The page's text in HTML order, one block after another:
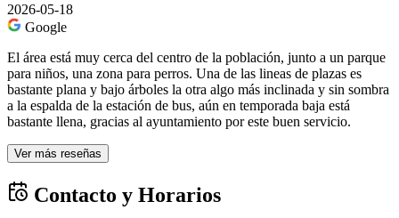
2026-05-18
Google
El área está muy cerca del centro de la población, junto a un parque
para niños, una zona para perros. Una de las lineas de plazas es
bastante plana y bajo árboles la otra algo más inclinada y sin sombra
a la espalda de la estación de bus, aún en temporada baja está
bastante llena, gracias al ayuntamiento por este buen servicio.
Ver más reseñas
Contacto y Horarios